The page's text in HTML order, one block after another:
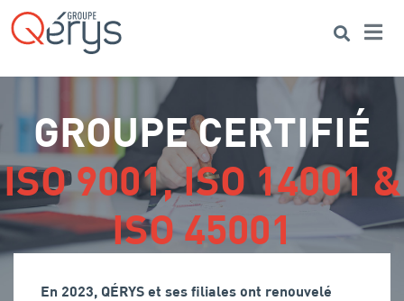
Search
GROUPE CERTIFIÉ
ISO 9001, ISO 14001 &
ISO 45001
En 2023, QÉRYS et ses filiales ont renouvelé